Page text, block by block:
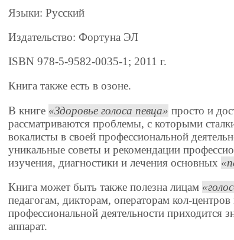
Языки: Русский
Издательство: Фортуна ЭЛ
ISBN 978-5-9582-0035-1; 2011 г.
Книга также есть в озоне.
В книге
Здоровье голоса певца
просто и
рассматриваются проблемы, с которыми
вокалисты в своей профессиональной
уникальные советы и рекомендации
изучения, диагностики и лечения основных
Книга может быть также полезна лицам
педагогам, дикторам, операторам кол-
профессиональной деятельности приходится
аппарат.